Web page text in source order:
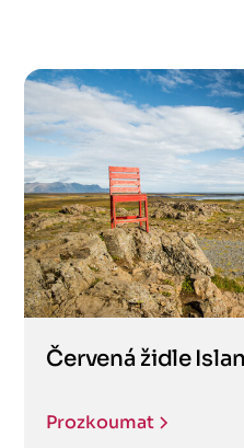
Červená židle
Prozkoumat